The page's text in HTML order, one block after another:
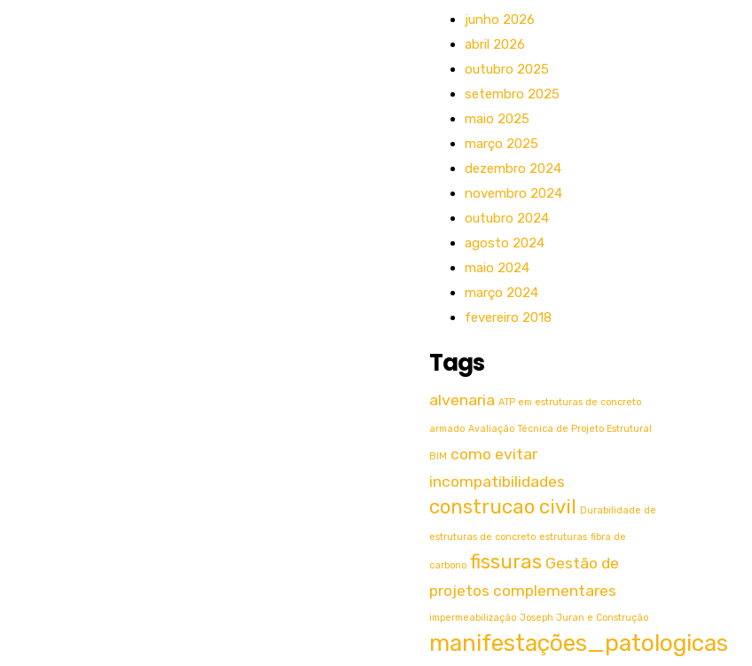
junho 2026
abril 2026
outubro 2025
setembro 2025
maio 2025
março 2025
dezembro 2024
novembro 2024
outubro 2024
agosto 2024
maio 2024
março 2024
fevereiro 2018
Tags
alvenaria ATP em estruturas de concreto
armado Avaliação Técnica de Projeto Estrutural
BIM como evitar
incompatibilidades
construcao civil Durabilidade de
estruturas de concreto estruturas fibra de
carbono fissuras Gestão de
projetos complementares
impermeabilização Joseph Juran e Construção
manifestações_patologicas